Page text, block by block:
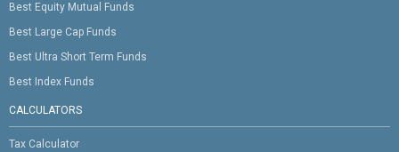
Best Equity Mutual Funds
Best Large Cap Funds
Best Ultra Short Term Funds
Best Index Funds
CALCULATORS
Tax Calculator